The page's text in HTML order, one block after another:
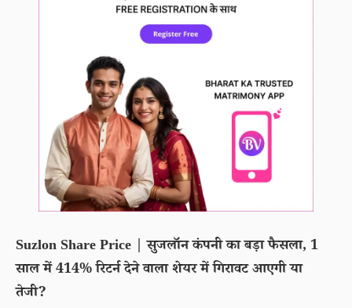
Suzlon Share Price | सुजलॉन कंपनी का बड़ा फैसला, 1
साल में 414% रिटर्न देने वाला शेयर में गिरावट आएगी या
तेजी?